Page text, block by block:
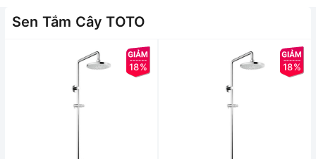
Sen Tắm Cây TOTO
18% 18%